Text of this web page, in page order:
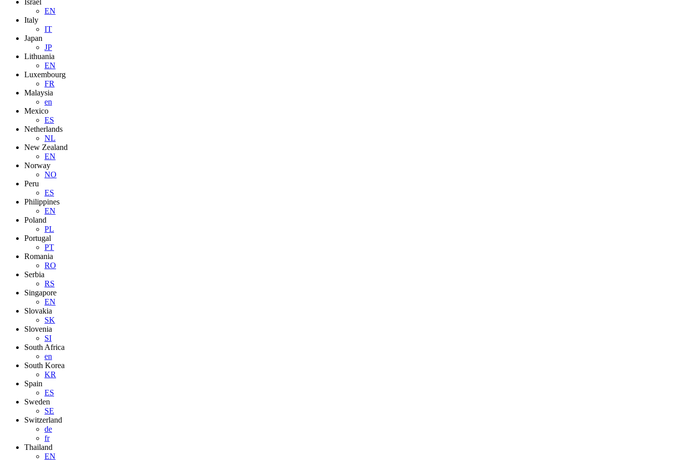
Israel
EN
Italy
IT
Japan
JP
Lithuania
EN
Luxembourg
FR
Malaysia
en
Mexico
ES
Netherlands
NL
New Zealand
EN
Norway
NO
Peru
ES
Philippines
EN
Poland
PL
Portugal
PT
Romania
RO
Serbia
RS
Singapore
EN
Slovakia
SK
Slovenia
SI
South Africa
en
South Korea
KR
Spain
ES
Sweden
SE
Switzerland
de
fr
Thailand
EN